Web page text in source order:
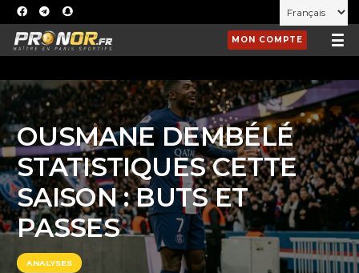
MON COMPTE
OUSMANE DEMBÉLÉ
STATISTIQUES CETTE
SAISON : BUTS ET
PASSES
ANALYSES